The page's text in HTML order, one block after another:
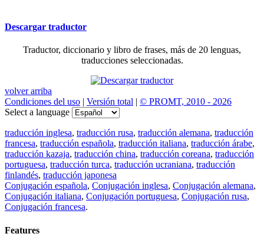
Descargar traductor
Traductor, diccionario y libro de frases, más de 20 lenguas,
traducciones seleccionadas.
volver arriba
Condiciones del uso | Versión total | © PROMT, 2010 - 2026
Select a language
traducción inglesa, traducción rusa, traducción alemana, traducción
francesa, traducción española, traducción italiana, traducción árabe,
traducción kazaja, traducción china, traducción coreana, traducción
portuguesa, traducción turca, traducción ucraniana, traducción
finlandés, traducción japonesa
Conjugación española, Conjugación inglesa, Conjugación alemana,
Conjugación italiana, Conjugación portuguesa, Conjugación rusa,
Conjugación francesa.
Features